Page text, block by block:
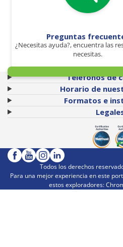
Preguntas
¿Necesitas ayuda?, encuentra las
necesitas.
Teléfonos de
Horario de
Formatos e
Todos los derechos
Para una mejor experiencia en este
estos exploradores: